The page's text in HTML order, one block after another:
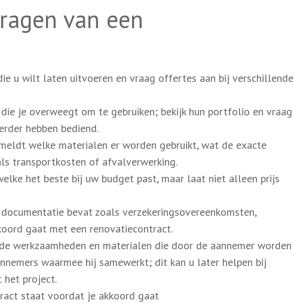
van een
u wilt laten uitvoeren en vraag offertes aan bij verschillende
je overweegt om te gebruiken; bekijk hun portfolio en vraag
hebben bediend.
welke materialen er worden gebruikt, wat de exacte
transportkosten of afvalverwerking.
het beste bij uw budget past, maar laat niet alleen prijs
bevat zoals verzekeringsovereenkomsten,
gaat met een renovatiecontract.
werkzaamheden en materialen die door de aannemer worden
waarmee hij samewerkt; dit kan u later helpen bij
het project.
staat voordat je akkoord gaat